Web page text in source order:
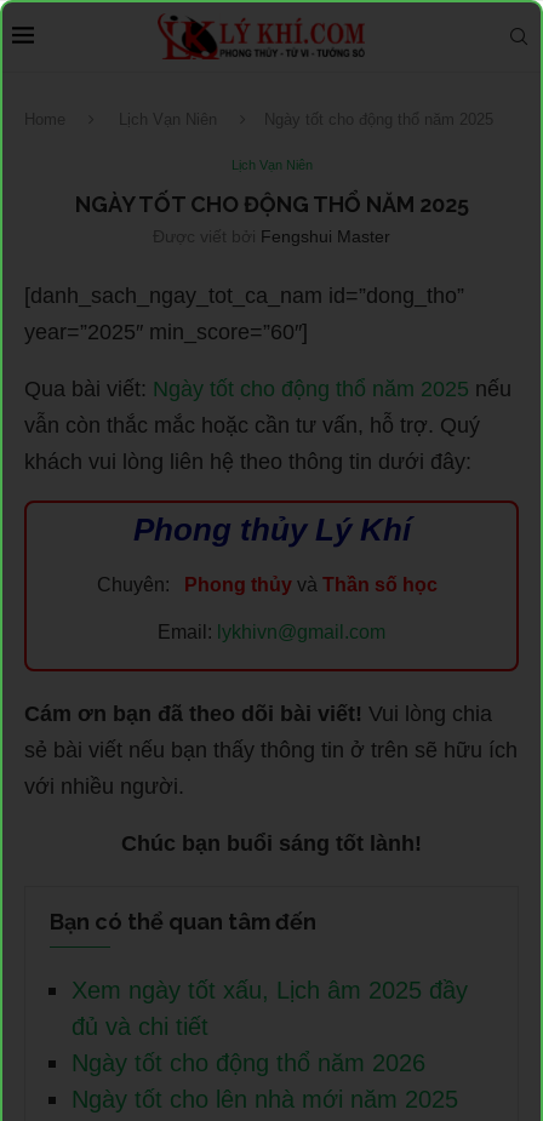
Home Lịch Vạn Niên Ngày tốt cho động thổ năm 2025
Lịch Vạn Niên
NGÀY TỐT CHO ĐỘNG THỔ NĂM 2025
Được viết bởi Fengshui Master
[danh_sach_ngay_tot_ca_nam id=”dong_tho”
year=”2025″ min_score=”60″]
Qua bài viết: Ngày tốt cho động thổ năm 2025 nếu
vẫn còn thắc mắc hoặc cần tư vấn, hỗ trợ. Quý
khách vui lòng liên hệ theo thông tin dưới đây:
Phong thủy Lý Khí
Chuyên: Phong thủyvà Thần số học
Email: lykhivn@gmail.com
Cám ơn bạn đã theo dõi bài viết! Vui lòng chia
sẻ bài viết nếu bạn thấy thông tin ở trên sẽ hữu ích
với nhiều người.
Chúc bạn buổi sáng tốt lành!
Bạn có thể quan tâm đến
Xem ngày tốt xấu, Lịch âm 2025 đầy
đủ và chi tiết
Ngày tốt cho động thổ năm 2026
Ngày tốt cho lên nhà mới năm 2025